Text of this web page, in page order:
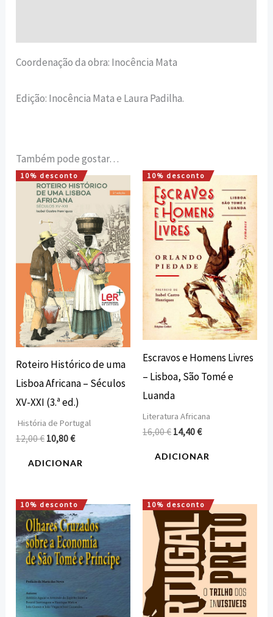
Coordenação da obra: Inocência Mata
Edição: Inocência Mata e Laura Padilha.
Também pode gostar…
10% desconto
Roteiro Histórico de uma
Lisboa Africana – Séculos
XV-XXI (3.ª ed.)
História de Portugal
12,00€
O
preço
original
era:
12,00 €.
10,80€
O
preço
é:
10,80 €.
ADICIONAR
10% desconto
Escravos e Homens Livres
– Lisboa, São Tomé e
Luanda
Literatura Africana
16,00€
O
preço
original
era:
16,00 €.
14,40€
O
preço
atual
é:
14,40 €.
ADICIONAR
10% desconto
O
preço
original
era:
7,00 €.
O
preço
atual
é:
6,30 €.
10% desconto
O
preço
original
era:
12,00 €.
O
preço
atual
é:
10,80 €.